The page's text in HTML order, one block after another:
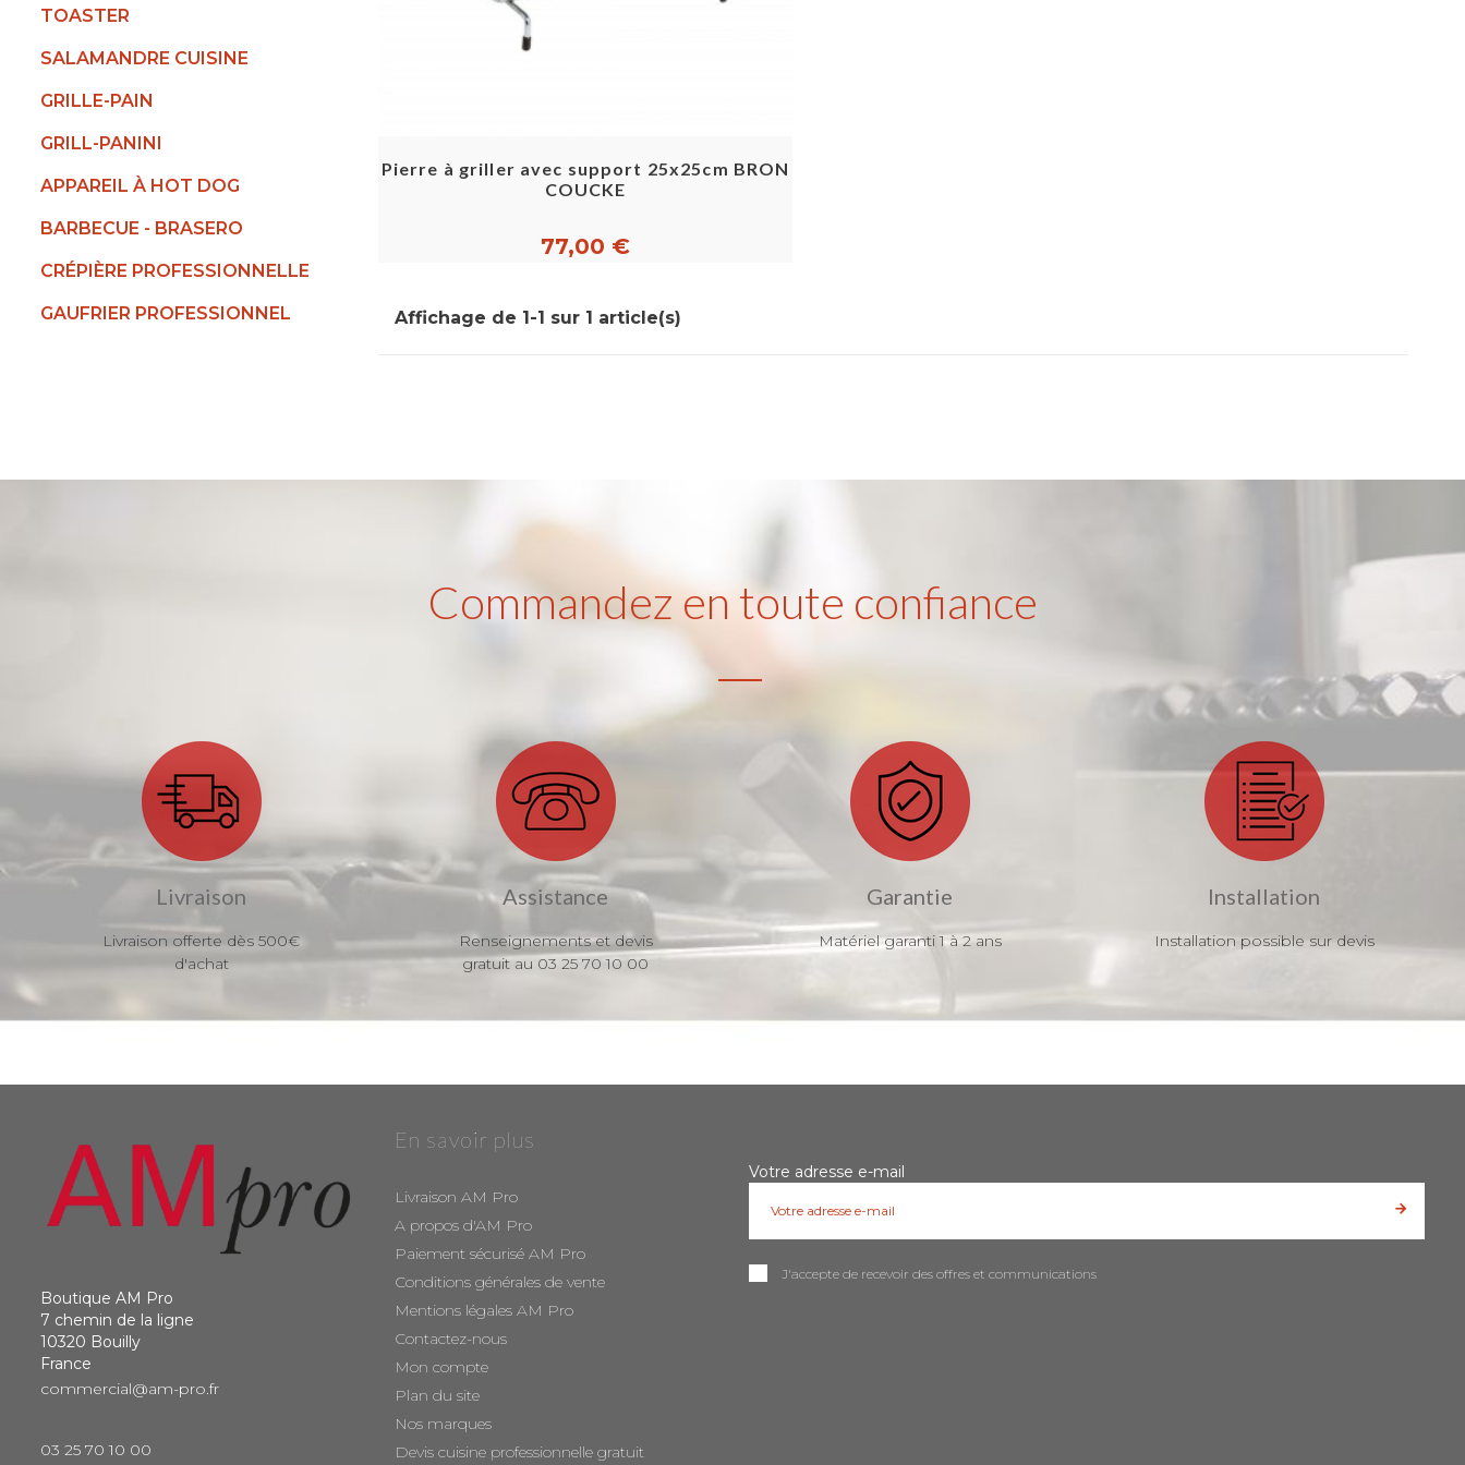
TOASTER
SALAMANDRE CUISINE
GRILLE-PAIN
GRILL-PANINI
APPAREIL À HOT DOG
BARBECUE - BRASERO
CRÉPIÈRE PROFESSIONNELLE
GAUFRIER PROFESSIONNEL
Pierre à griller avec support 25x25cm BRON
COUCKE
77,00 €
Affichage de 1-1 sur 1 article(s)
Commandez en toute confiance
Livraison
Livraison offerte dès 500€
d'achat
Assistance
Renseignements et devis
gratuit au 03 25 70 10 00
Garantie
Matériel garanti 1 à 2 ans
Installation
Installation possible sur devis
Boutique AM Pro
7 chemin de la ligne
10320 Bouilly
France
commercial@am-pro.fr
03 25 70 10 00
En savoir plus
Livraison AM Pro
A propos d'AM Pro
Paiement sécurisé AM Pro
Conditions générales de vente
Mentions légales AM Pro
Contactez-nous
Mon compte
Plan du site
Nos marques
Devis cuisine professionnelle gratuit
Votre adresse e-mail
J'accepte de recevoir des offres et communications